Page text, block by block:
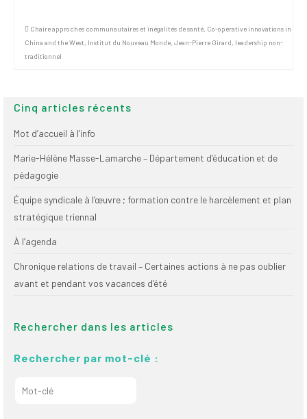
Chaire approches communautaires et inégalités de santé, Co-operative innovations in
China and the West, Institut du Nouveau Monde, Jean-Pierre Girard, leadership non-
traditionnel
Cinq articles récents
Mot d’accueil à l’info
Marie-Hélène Masse-Lamarche – Département d’éducation et de
pédagogie
Équipe syndicale à l’œuvre ; formation contre le harcèlement et plan
stratégique triennal
À l’agenda
Chronique relations de travail – Certaines actions à ne pas oublier
avant et pendant vos vacances d’été
Rechercher dans les articles
Rechercher par mot-clé :